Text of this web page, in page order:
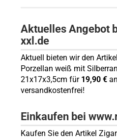
Aktuelles Angebot
xxl.de
Aktuell bieten wir den
Porzellan weiß mit
21x17x3,5cm für 19,90 €
versandkostenfrei!
Einkaufen bei
Kaufen Sie den Artikel